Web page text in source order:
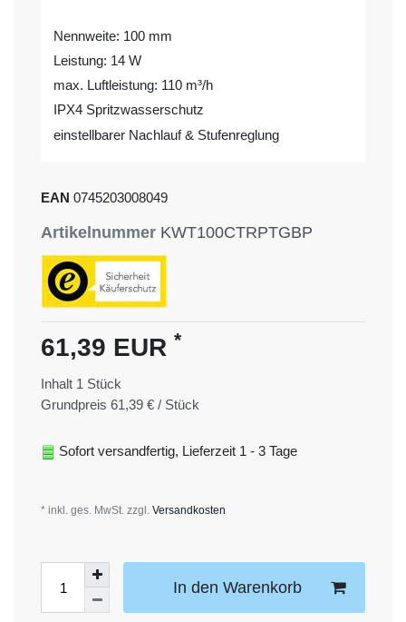
Nennweite: 100 mm
Leistung: 14 W
max. Luftleistung: 110 m³/h
IPX4 Spritzwasserschutz
einstellbarer Nachlauf & Stufenreglung
EAN 0745203008049
Artikelnummer KWT100CTRPTGBP
61,39 EUR *
Inhalt 1 Stück
Grundpreis 61,39 € / Stück
Sofort versandfertig, Lieferzeit 1 - 3 Tage
* inkl. ges. MwSt. zzgl. Versandkosten
In den Warenkorb